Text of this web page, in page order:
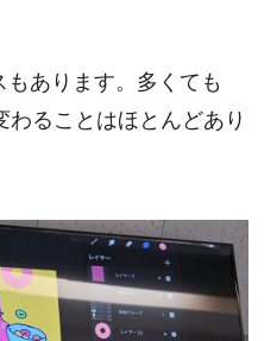
もあります。多くても
ることはほとんどあり